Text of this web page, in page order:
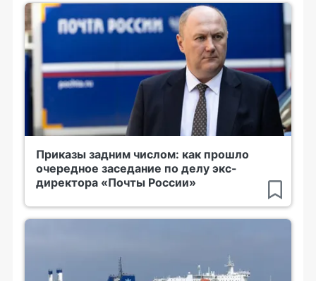
Приказы задним числом: как прошло
очередное заседание по делу экс-
директора «Почты России»